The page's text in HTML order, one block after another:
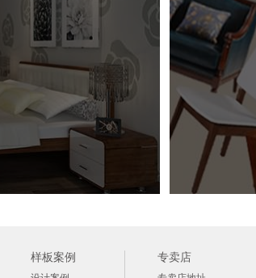
样板案例 专卖店